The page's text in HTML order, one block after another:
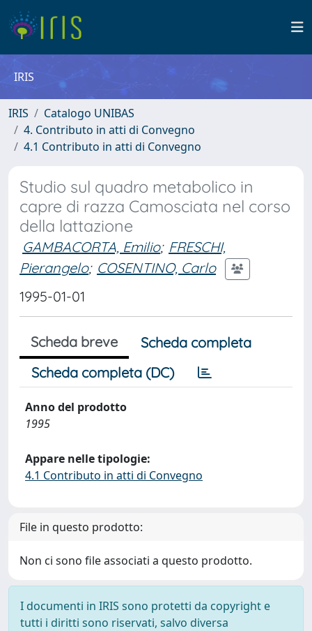
IRIS
IRIS
Catalogo UNIBAS
4. Contributo in atti di Convegno
4.1 Contributo in atti di Convegno
Studio sul quadro metabolico in
capre di razza Camosciata nel corso
della lattazione
GAMBACORTA, Emilio; FRESCHI,
Pierangelo; COSENTINO, Carlo
1995-01-01
Scheda breve
Scheda completa
Scheda completa (DC)
Anno del prodotto
1995
Appare nelle tipologie:
4.1 Contributo in atti di Convegno
File in questo prodotto:
Non ci sono file associati a questo prodotto.
I documenti in IRIS sono protetti da copyright e
tutti i diritti sono riservati, salvo diversa